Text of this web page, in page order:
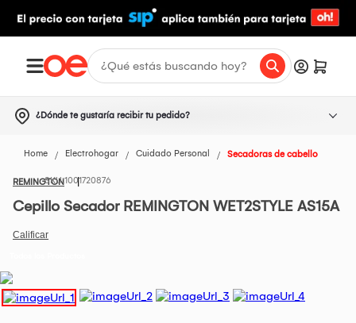
¿Dónde te gustaría recibir tu pedido?
Home Electrohogar Cuidado Personal Secadoras de cabello
REMINGTON1001720876
Cepillo Secador REMINGTON WET2STYLE AS15A